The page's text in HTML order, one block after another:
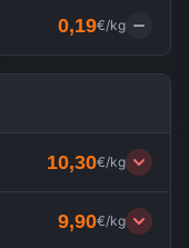
0,19€/kg
10,30€/kg
9,90€/kg